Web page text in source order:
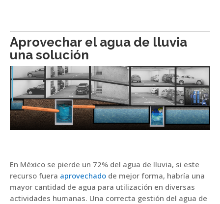
Aprovechar el agua de lluvia
una solución
En México se pierde un 72% del agua de lluvia, si este
recurso fuera aprovechado de mejor forma, habría una
mayor cantidad de agua para utilización en diversas
actividades humanas. Una correcta gestión del agua de